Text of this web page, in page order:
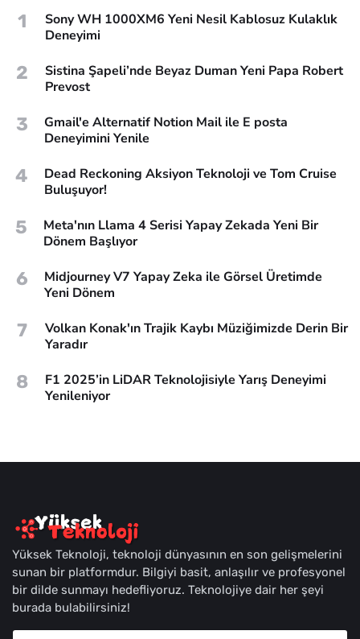
1
Sony WH 1000XM6 Yeni Nesil Kablosuz Kulaklık
Deneyimi
2
Sistina Şapeli’nde Beyaz Duman Yeni Papa Robert
Prevost
3
Gmail'e Alternatif Notion Mail ile E posta
Deneyimini Yenile
4
Dead Reckoning Aksiyon Teknoloji ve Tom Cruise
Buluşuyor!
5
Meta'nın Llama 4 Serisi Yapay Zekada Yeni Bir
Dönem Başlıyor
6
Midjourney V7 Yapay Zeka ile Görsel Üretimde
Yeni Dönem
7
Volkan Konak'ın Trajik Kaybı Müziğimizde Derin Bir
Yaradır
8
F1 2025’in LiDAR Teknolojisiyle Yarış Deneyimi
Yenileniyor
Yüksek Teknoloji, teknoloji dünyasının en son gelişmelerini
sunan bir platformdur. Bilgiyi basit, anlaşılır ve profesyonel
bir dilde sunmayı hedefliyoruz. Teknolojiye dair her şeyi
burada bulabilirsiniz!